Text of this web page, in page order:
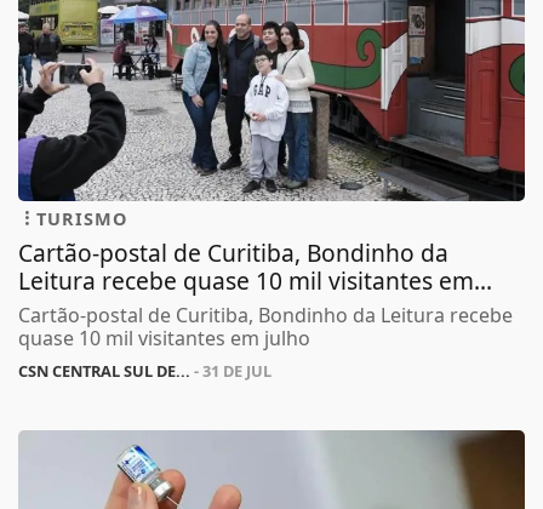
TURISMO
Cartão-postal de Curitiba, Bondinho da
Leitura recebe quase 10 mil visitantes em...
Cartão-postal de Curitiba, Bondinho da Leitura recebe
quase 10 mil visitantes em julho
CSN CENTRAL SUL DE... - 31 DE JUL